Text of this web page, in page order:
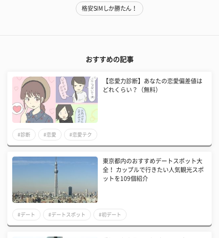
格安SIMしか勝たん！
おすすめの記事
【恋愛力診断】あなたの恋愛偏差値は
どれくらい？（無料）
#診断 #恋愛 #恋愛テク
東京都内のおすすめデートスポット大
全！ カップルで行きたい人気観光スポ
ットを109個紹介
#デート #デートスポット #初デート